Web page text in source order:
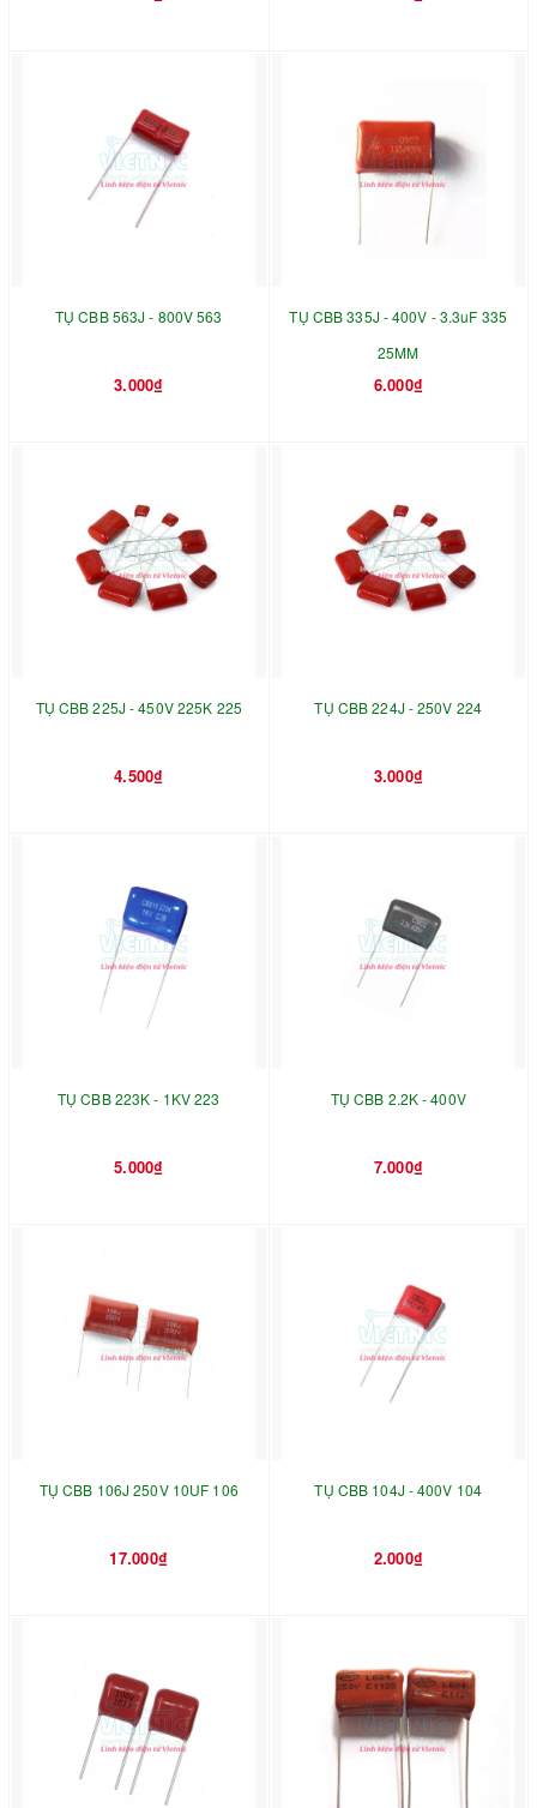
TỤ CBB 563J - 800V 563
3.000₫
TỤ CBB 335J - 400V - 3.3uF 335
25MM
6.000₫
TỤ CBB 225J - 450V 225K 225
4.500₫
TỤ CBB 224J - 250V 224
3.000₫
TỤ CBB 223K - 1KV 223
5.000₫
TỤ CBB 2.2K - 400V
7.000₫
TỤ CBB 106J 250V 10UF 106
17.000₫
TỤ CBB 104J - 400V 104
2.000₫